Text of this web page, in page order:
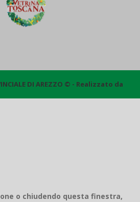
DI AREZZO © - Realizzato da
o chiudendo questa finestra,